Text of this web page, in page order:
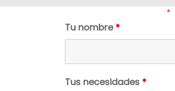
*
Tu nombre *
Tus necesidades *